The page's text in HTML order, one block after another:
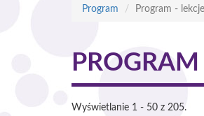
Program Program - lekcje
Wyświetlanie 1 - 50 z 205.